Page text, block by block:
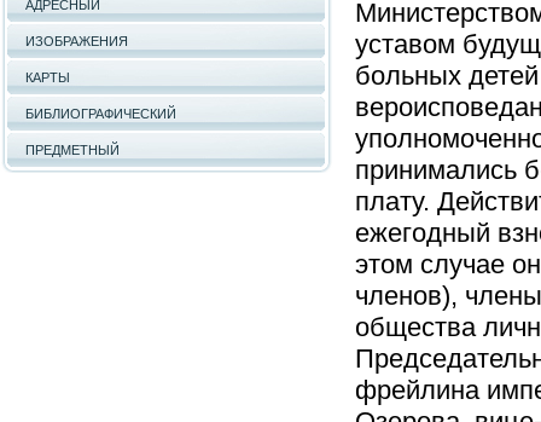
АДРЕСНЫЙ
ИЗОБРАЖЕНИЯ
КАРТЫ
БИБЛИОГРАФИЧЕСКИЙ
ПРЕДМЕТНЫЙ
уставом
больных
принимались
плату.
ежегодный
этом случае
членов),
общества
фрейлина